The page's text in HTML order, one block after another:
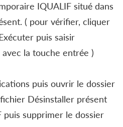
IQUALIF situé dans
( pour vérifier, cliquer
puis saisir
la touche entrée )
puis ouvrir le dossier
Désinstaller présent
puis supprimer le dossier